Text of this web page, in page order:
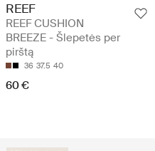
REEF
REEF CUSHION
BREEZE - Šlepetės per
pirštą
36 37.5 40
60 €